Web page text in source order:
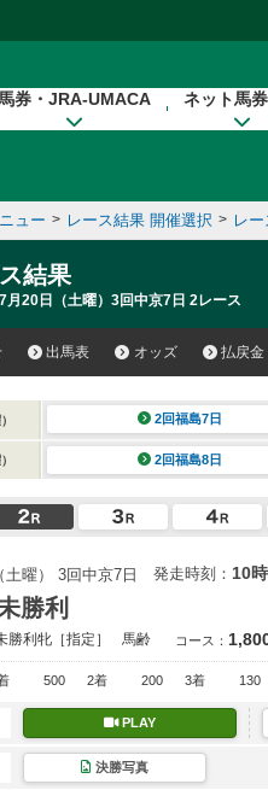
券・JRA-UMACA ネット馬
ュー > レース結果 開催選択 > レ
結果
月20日（土曜）3回中京7日 2レース
出馬表 オッズ 払戻金
2回福島7日
2回福島8日
土曜） 3回中京7日 発走時刻： 10
勝利
勝利牝［指定］ 馬齢 コース：
500 2着 200 3着 130
PLAY
決勝写真